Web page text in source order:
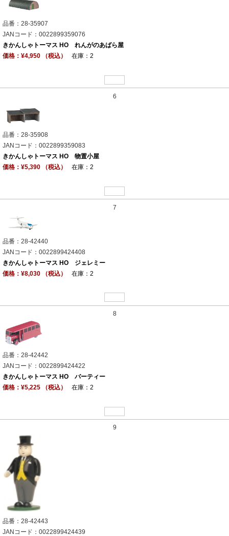
品番：28-35907
JANコード：0022899359076
きかんしゃトーマス HO れんがのあばら屋
価格：¥4,950 （税込）
在庫：2
6
品番：28-35908
JANコード：0022899359083
きかんしゃトーマス HO 物置小屋
価格：¥5,390 （税込）
在庫：2
7
品番：28-42440
JANコード：0022899424408
きかんしゃトーマス HO ジェレミー
価格：¥8,030 （税込）
在庫：2
8
品番：28-42442
JANコード：0022899424422
きかんしゃトーマス HO バーティー
価格：¥5,225 （税込）
在庫：2
9
品番：28-42443
JANコード：0022899424439